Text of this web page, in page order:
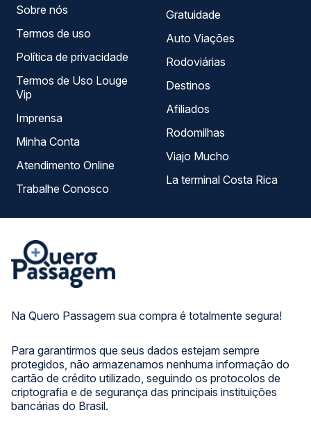
Na Quero Passagem sua compra é totalmente segura!
Para garantirmos que seus dados estejam sempre
protegidos, não armazenamos nenhuma informação do
cartão de crédito utilizado, seguindo os protocolos de
criptografia e de segurança das principais instituições
bancárias do Brasil.
Sobre nós
Termos de uso
Política de privacidade
Termos de Uso Louge
Vip
Imprensa
Minha Conta
Atendimento Online
Trabalhe Conosco
Gratuidade
Auto Viações
Rodoviárias
Destinos
Afiliados
Rodomilhas
Viajo Mucho
La terminal Costa Rica